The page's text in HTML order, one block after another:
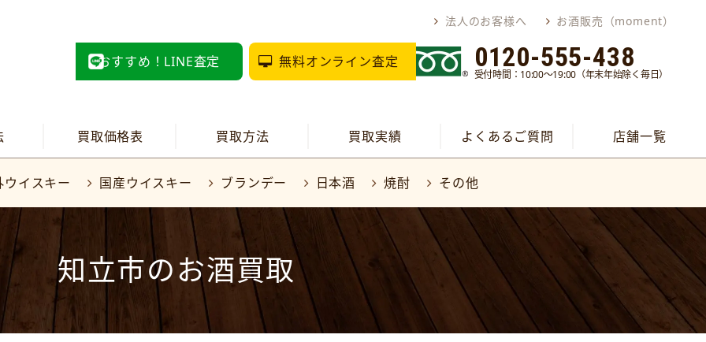
法人のお客様へ お酒販売（moment）
おすすめ！LINE査定 無料オンライン査定 0120-555-438
受付時間：10:00～19:00（年末年始除く毎日）
買取価格表 買取方法 買取実績 よくあるご質問 店舗一覧
ウイスキー 国産ウイスキー ブランデー 日本酒 焼酎 その他
知立市のお酒買取